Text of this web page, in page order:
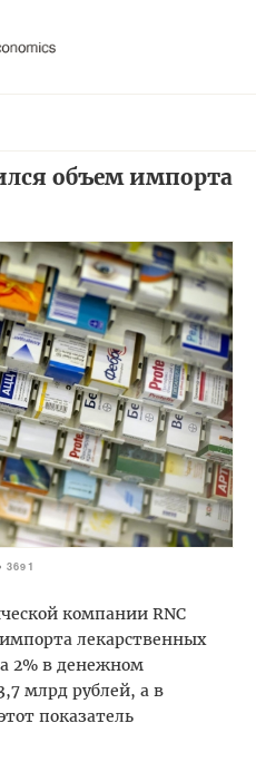
объем импорта
3691
компании RNC
лекарственных
2% в денежном
млрд рублей, а в
показатель